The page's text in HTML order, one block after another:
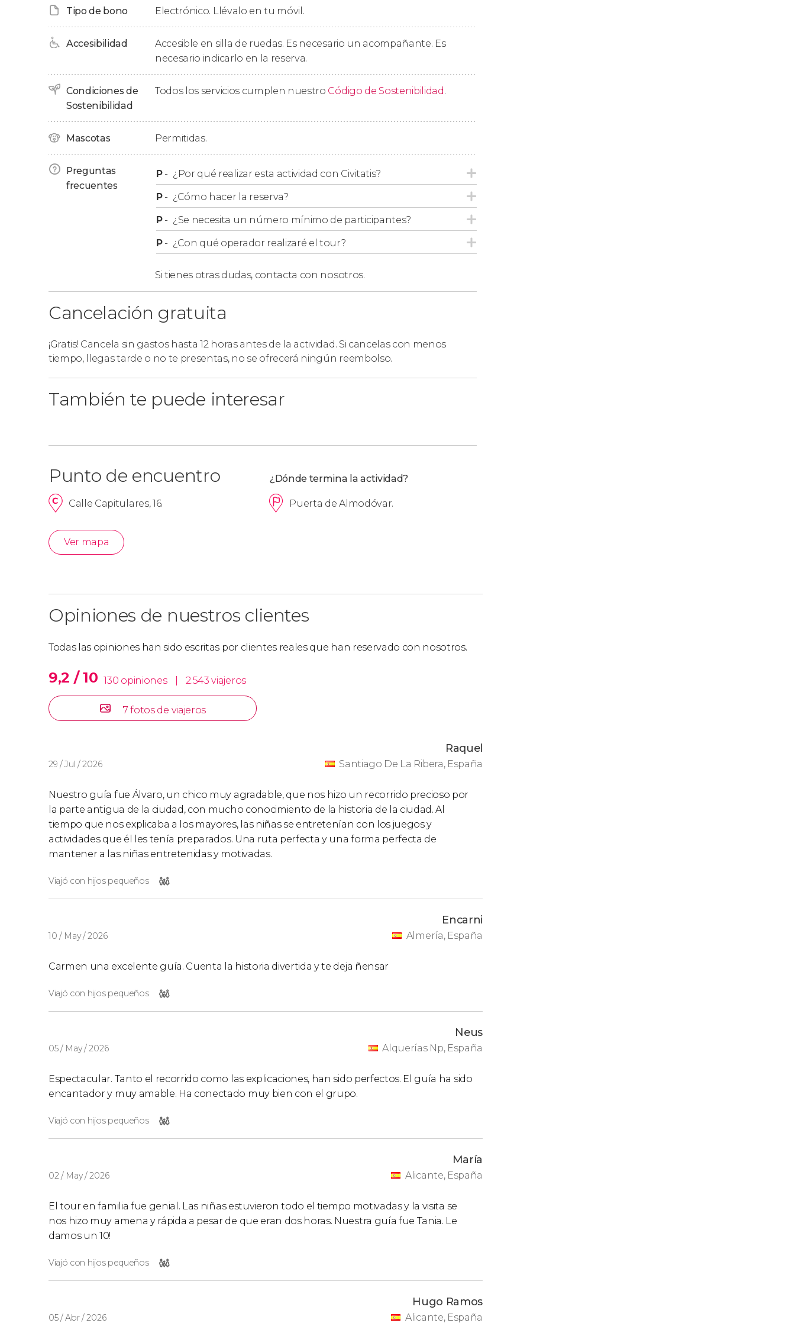
contemplar el exterior de este icónico templo, desvelaremos algún que otro secreto del
mismo y seguiremos la ruta en laJudería. Allí conoceremos la historia de grandes
Finalmente, tras dos horas de recorrido, concluiremos esta ruta por el centro histórico de
Córdoba frente a laPuerta de Almodóvar. En este acceso a la antigua muralla de la ciudad
los niños recibirán un
merecido premio a su sabiduría . ¡El broche perfecto para este tour en
familia!
Tipo de bono Electrónico. Llévalo en tu móvil.
Accesibilidad
Accesible en silla de ruedas. Es necesario un acompañante. Es
necesario indicarlo en la reserva.
Condiciones de
Sostenibilidad
Todos los servicios cumplen nuestro Código de Sostenibilidad .
Mascotas Permitidas.
Preguntas
frecuentes
P- ¿Por qué realizar esta actividad con Civitatis?
P- ¿Cómo hacer la reserva?
P- ¿Se necesita un número mínimo de participantes?
P- ¿Con qué operador realizaré el tour?
Si tienes otras dudas, contacta con nosotros.
Cancelación gratuita
¡Gratis! Cancela sin gastos hasta 12 horas antes de la actividad. Si cancelas con menos
tiempo, llegas tarde o no te presentas, no se ofrecerá ningún reembolso.
También te puede interesar
Punto de encuentro ¿Dónde termina la actividad?
Calle Capitulares, 16. Puerta de Almodóvar.
Ver mapa
Opiniones de nuestros clientes
Todas las opiniones han sido escritas por clientes reales que han reservado con nosotros.
9,2 / 10 130 opiniones 2.543 viajeros
7 fotos de viajeros
29 / Jul / 2026
Raquel
Santiago De La Ribera, España
Nuestro guía fue Álvaro, un chico muy agradable, que nos hizo un recorrido precioso por
la parte antigua de la ciudad, con mucho conocimiento de la historia de la ciudad. Al
tiempo que nos explicaba a los mayores, las niñas se entretenían con los juegos y
actividades que él les tenía preparados. Una ruta perfecta y una forma perfecta de
mantener a las niñas entretenidas y motivadas.
Viajó con hijos pequeños
10 / May / 2026
Encarni
Almería, España
Carmen una excelente guía. Cuenta la historia divertida y te deja ñensar
Viajó con hijos pequeños
05 / May / 2026
Neus
Alquerías Np, España
Espectacular. Tanto el recorrido como las explicaciones, han sido perfectos. El guía ha sido
encantador y muy amable. Ha conectado muy bien con el grupo.
Viajó con hijos pequeños
02 / May / 2026
María
Alicante, España
El tour en familia fue genial. Las niñas estuvieron todo el tiempo motivadas y la visita se
nos hizo muy amena y rápida a pesar de que eran dos horas. Nuestra guía fue Tania. Le
damos un 10!
Viajó con hijos pequeños
05 / Abr / 2026
Hugo Ramos
Alicante, España